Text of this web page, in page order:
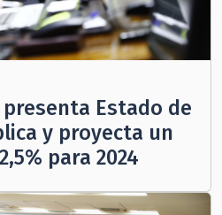
Estado de
y proyecta un
para 2024